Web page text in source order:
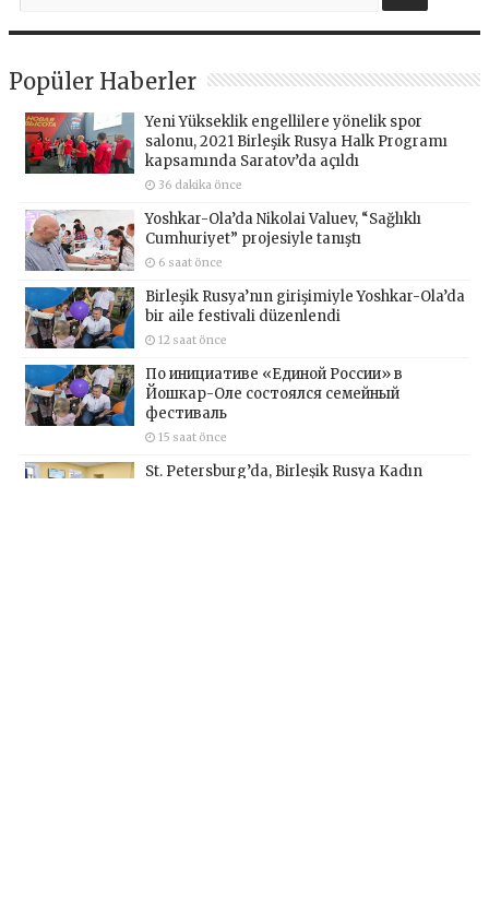
Popüler Haberler
Yeni Yükseklik engellilere yönelik spor
salonu, 2021 Birleşik Rusya Halk Programı
kapsamında Saratov’da açıldı
36 dakika önce
Yoshkar-Ola’da Nikolai Valuev, “Sağlıklı
Cumhuriyet” projesiyle tanıştı
6 saat önce
Birleşik Rusya’nın girişimiyle Yoshkar-Ola’da
bir aile festivali düzenlendi
12 saat önce
По инициативе «Единой России» в
Йошкар-Оле состоялся семейный
фестиваль
15 saat önce
St. Petersburg’da, Birleşik Rusya Kadın